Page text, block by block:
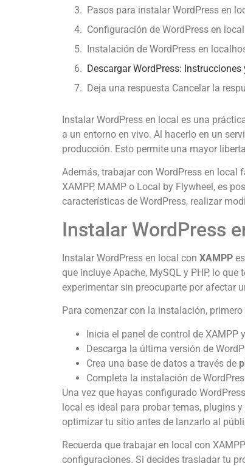
Pasos para instalar WordPress en
Configuración de WordPress en
Instalación de WordPress en
Descargar WordPress:
Deja una respuesta Cancelar la
Instalar WordPress en local es una
a un entorno en vivo. Al hacerlo en un
producción. Esto permite una mayor
Además, trabajar con WordPress en
XAMPP, MAMP o Local by Flywheel, es
características de WordPress, realizar
Instalar WordPress
Instalar WordPress en local con XAMPP
que incluye Apache, MySQL y PHP, lo
experimentar sin preocuparte por afectar
Para comenzar con la instalación,
Inicia el panel de control de XAMPP
Descarga la última versión de
Crea una base de datos a través de
Completa la instalación de
Una vez que hayas configurado
local es ideal para probar temas, plugins
optimizar tu sitio antes de lanzarlo al
Recuerda que trabajar en local con
configuraciones. Si decides trasladar tu